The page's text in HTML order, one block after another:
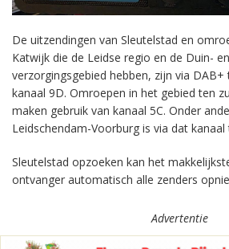
De uitzendingen van Sleutelstad en
Katwijk die de Leidse regio en de Duin-
verzorgingsgebied hebben, zijn via
kanaal 9D. Omroepen in het gebied ten
maken gebruik van kanaal 5C. Onder
Leidschendam-Voorburg is via dat kanaal
Sleutelstad opzoeken kan het
ontvanger automatisch alle zenders
Advertentie